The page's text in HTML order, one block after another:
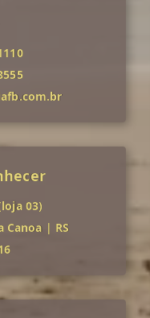
03)
Canoa | RS